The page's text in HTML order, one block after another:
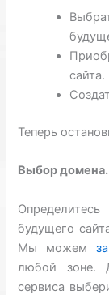
сайта.
Теперь
Выбор домена.
будущего
Мы можем
любой зоне.
сервиса